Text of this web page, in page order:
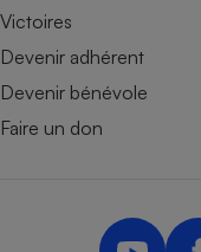
Victoires
Devenir adhérent
Devenir bénévole
Faire un don